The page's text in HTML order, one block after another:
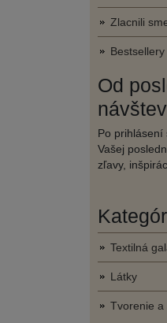
Zlacnili
Bestsellery
Od
Po prihlásení
Vašej
zľavy,
Textilná
Látky
Tvorenie a